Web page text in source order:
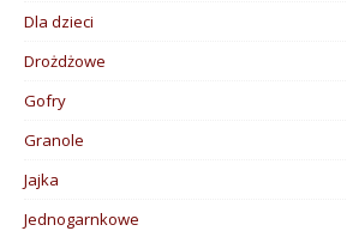
Dla dzieci
Drożdżowe
Gofry
Granole
Jajka
Jednogarnkowe